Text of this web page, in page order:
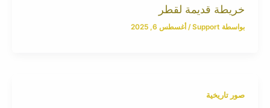
خريطة قديمة لقطر
بواسطة Support
/ أغسطس 6, 2025
صور تاريخية